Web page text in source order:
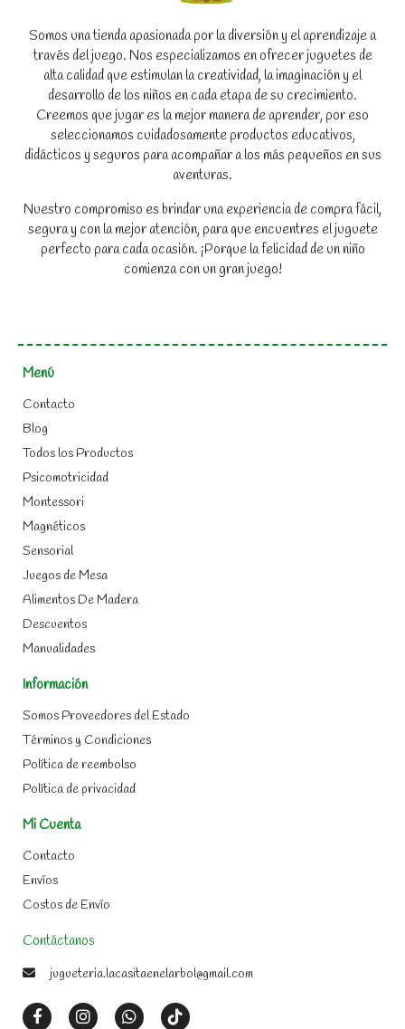
Somos una tienda apasionada por la diversión y el aprendizaje a
través del juego. Nos especializamos en ofrecer juguetes de
alta calidad que estimulan la creatividad, la imaginación y el
desarrollo de los niños en cada etapa de su crecimiento.
Creemos que jugar es la mejor manera de aprender, por eso
seleccionamos cuidadosamente productos educativos,
didácticos y seguros para acompañar a los más pequeños en sus
aventuras.
Nuestro compromiso es brindar una experiencia de compra fácil,
segura y con la mejor atención, para que encuentres el juguete
perfecto para cada ocasión. ¡Porque la felicidad de un niño
comienza con un gran juego!
Menú
Contacto
Blog
Todos los Productos
Psicomotricidad
Montessori
Magnéticos
Sensorial
Juegos de Mesa
Alimentos De Madera
Descuentos
Manualidades
Información
Somos Proveedores del Estado
Términos y Condiciones
Política de reembolso
Política de privacidad
Mi Cuenta
Contacto
Envíos
Costos de Envío
Contáctanos
jugueteria.lacasitaenelarbol@gmail.com